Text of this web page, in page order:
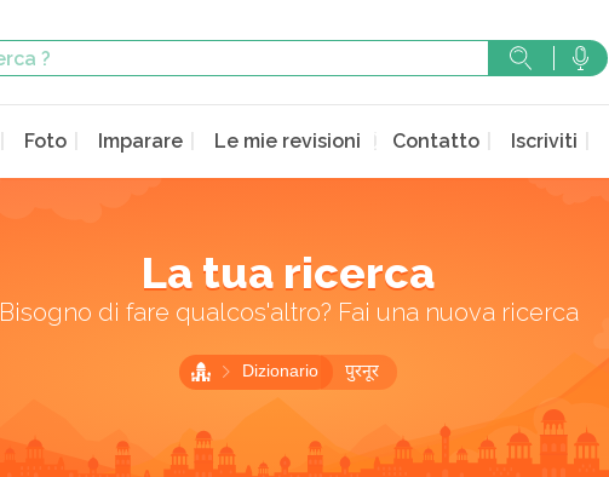
Foto Imparare Le mie revisioni Contatto Iscriviti
La tua ricerca
Bisogno di fare qualcos'altro? Fai una nuova ricerca
Dizionario पुरनूर